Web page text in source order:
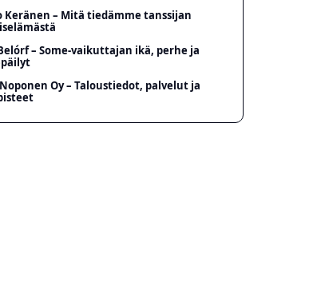
Keränen – Mitä tiedämme tanssijan
– Some-vaikuttajan ikä, perhe ja
Oy – Taloustiedot, palvelut ja